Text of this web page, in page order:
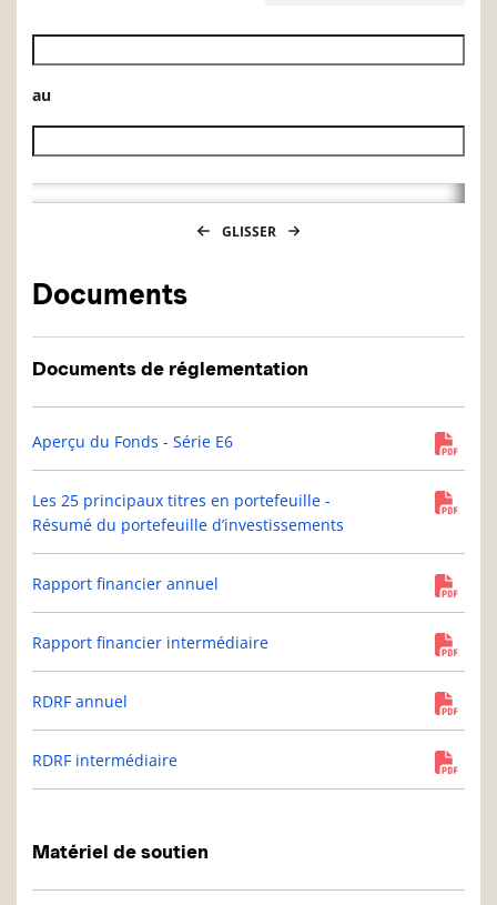
Date de début de l’historique des VL
au
Date de fin de l’historique des VL
GLISSER
Documents
Documents de réglementation
Aperçu du Fonds - Série E6
Les 25 principaux titres en portefeuille -
Résumé du portefeuille d’investissements
Rapport financier annuel
Rapport financier intermédiaire
RDRF annuel
RDRF intermédiaire
Matériel de soutien